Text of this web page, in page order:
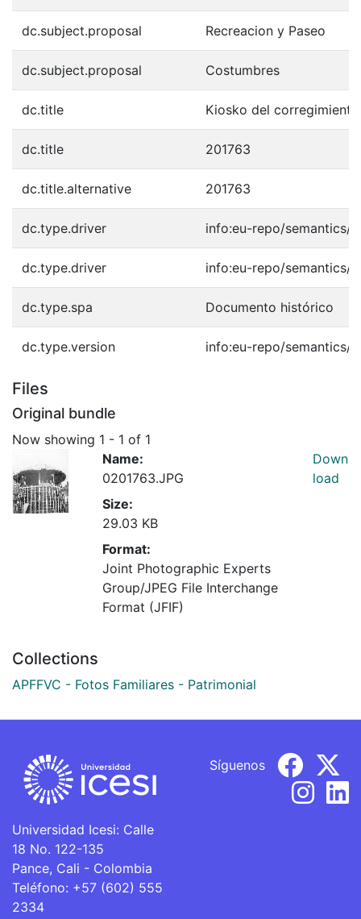
dc.subject.proposal Recreacion y Paseo
dc.subject.proposal Costumbres
dc.title Kiosko del
dc.title 201763
dc.title.alternative 201763
dc.type.driver info:eu-repo/semantics/
dc.type.driver info:eu-repo/semantics/
dc.type.spa Documento histórico
dc.type.version info:eu-repo/semantics/
Files
Original bundle
Now showing 1 - 1 of 1
Name:
0201763.JPG
Size:
29.03 KB
Format:
Joint Photographic Experts
Group/JPEG File Interchange
Format (JFIF)
Down
load
Collections
APFFVC - Fotos Familiares - Patrimonial
Universidad Icesi: Calle
18 No. 122-135
Pance, Cali - Colombia
Teléfono: +57 (602) 555
2334
Síguenos